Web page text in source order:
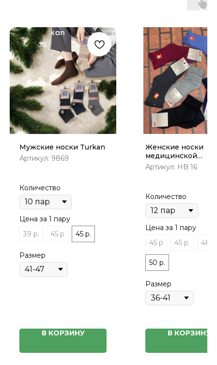
Мужские носки Turkan
Артикул: 9869
Количество
Цена за 1 пару
39 р.
45 р 45 р.
Размер
В КОРЗИНУ
Женские носки
медицинской
резинкой
Артикул: HB 16
Количество
Цена за 1 пару
45 р
45 р. 48
50 р.
Размер
В КОРЗИНУ